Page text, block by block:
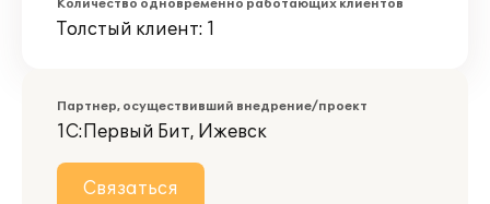
Количество одновременно работающих клиентов
Толстый клиент: 1
Партнер, осуществивший внедрение/проект
1С:Первый Бит, Ижевск
Связаться